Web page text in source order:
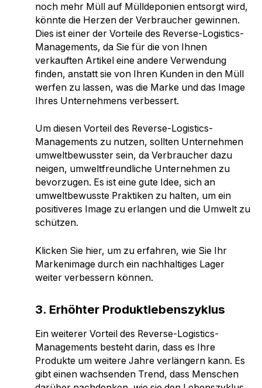
noch mehr Müll auf Mülldeponien entsorgt wird,
könnte die Herzen der Verbraucher gewinnen.
Dies ist einer der Vorteile des Reverse-Logistics-
Managements, da Sie für die von Ihnen
verkauften Artikel eine andere Verwendung
finden, anstatt sie von Ihren Kunden in den Müll
werfen zu lassen, was die Marke und das Image
Ihres Unternehmens verbessert.
Um diesen Vorteil des Reverse-Logistics-
Managements zu nutzen, sollten Unternehmen
umweltbewusster sein, da Verbraucher dazu
neigen, umweltfreundliche Unternehmen zu
bevorzugen. Es ist eine gute Idee, sich an
umweltbewusste Praktiken zu halten, um ein
positiveres Image zu erlangen und die Umwelt zu
schützen.
Klicken Sie hier, um zu erfahren, wie Sie Ihr
Markenimage durch ein nachhaltiges Lager
weiter verbessern können.
3. Erhöhter Produktlebenszyklus
Ein weiterer Vorteil des Reverse-Logistics-
Managements besteht darin, dass es Ihre
Produkte um weitere Jahre verlängern kann. Es
gibt einen wachsenden Trend, dass Menschen